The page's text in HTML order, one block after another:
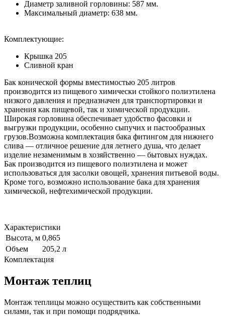
Диаметр заливной горловины: 587 мм.
Максимальный диаметр: 638 мм.
Комплектующие:
Крышка 205
Сливной кран
Бак конической формы вместимостью 205 литров
производится из пищевого химически стойкого полиэтилена
низкого давления и предназначен для транспортировки и
хранения как пищевой, так и химической продукции.
Широкая горловина обеспечивает удобство фасовки и
выгрузки продукции, особенно сыпучих и пастообразных
грузов.Возможна комплектация бака фитингом для нижнего
слива — отличное решение для летнего душа, что делает
изделие незаменимым в хозяйственно — бытовых нуждах.
Бак производится из пищевого полиэтилена и может
использоваться для засолки овощей, хранения питьевой воды.
Кроме того, возможно использование бака для хранения
химической, нефтехимической продукции.
Характеристики
Высота, м 0,865
Объем
205,2 л
Комплектация
Монтаж теплиц
Монтаж теплицы можно осуществить как собственными
силами, так и при помощи подрядчика.